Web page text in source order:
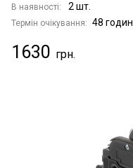
В наявності: 2 шт.
Термін очікування: 48 годин
1630